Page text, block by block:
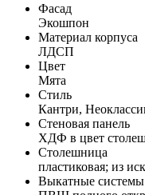
Фасад
Экошпон
Материал корпуса
ЛДСП
Цвет
Мята
Стиль
Кантри,
Стеновая панель
ХДФ в цвет
Столешница
пластиковая; из
Выкатные системы